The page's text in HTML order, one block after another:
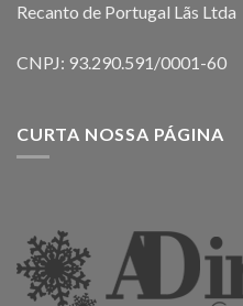
Recanto de Portugal Lãs Ltda
CNPJ: 93.290.591/0001-60
CURTA NOSSA PÁGINA